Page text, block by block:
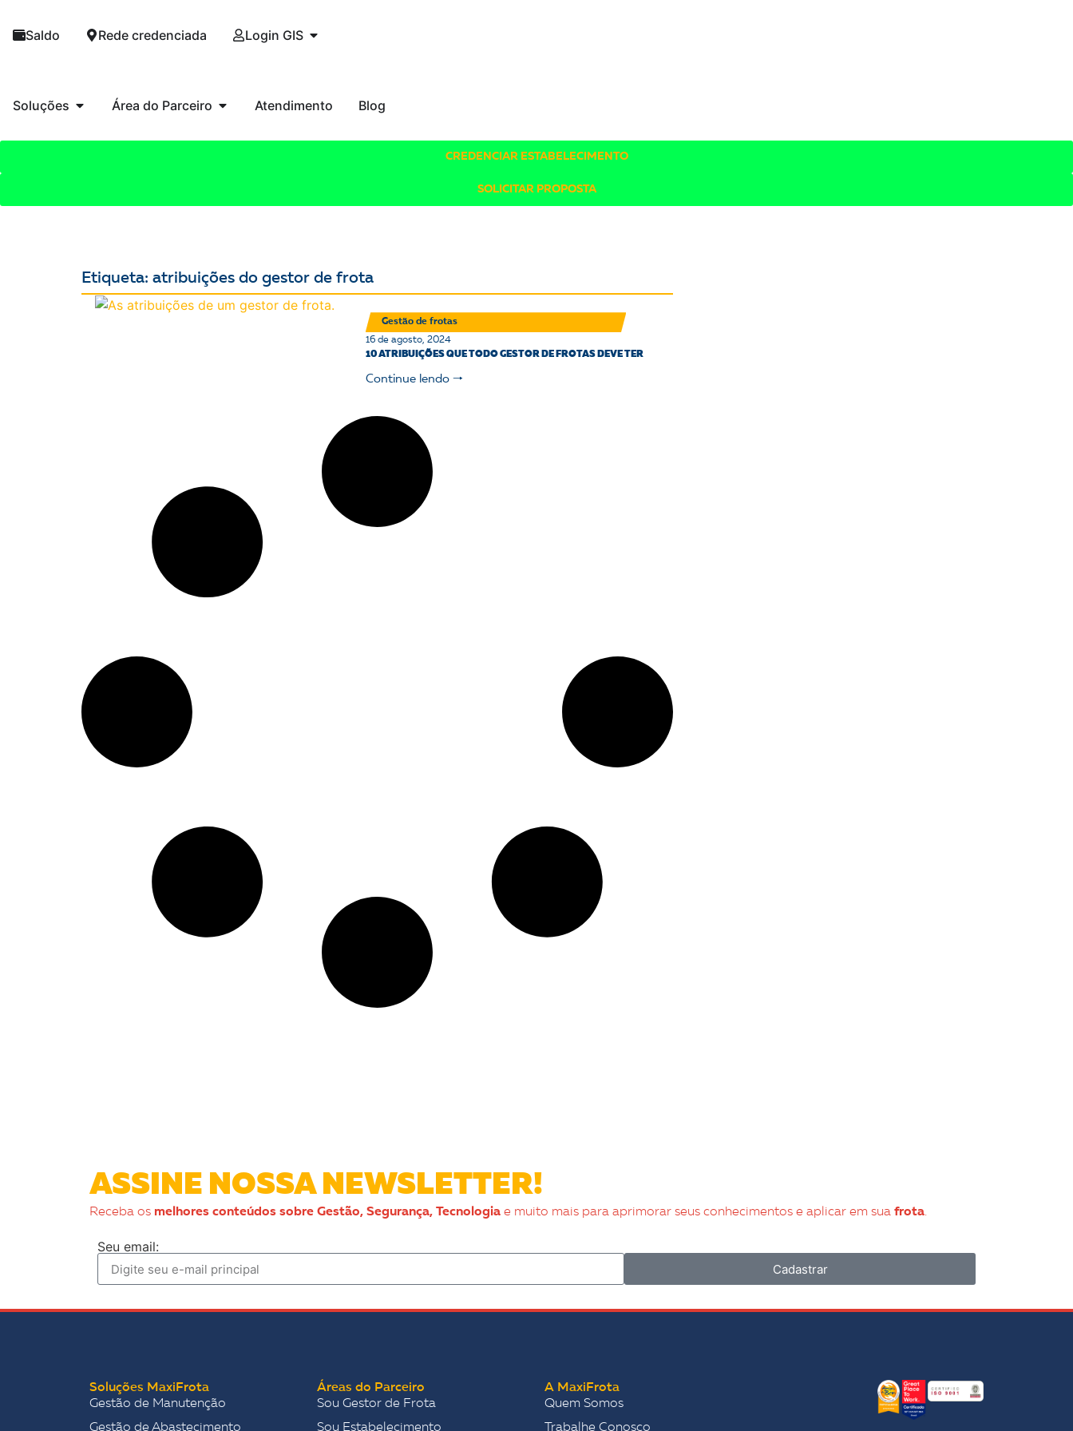
Saldo Rede credenciada Login GIS
Soluções Área do Parceiro Atendimento Blog
CREDENCIAR ESTABELECIMENTO
SOLICITAR PROPOSTA
Etiqueta: atribuições do gestor de frota
Gestão de frotas
16 de agosto, 2024
10 ATRIBUIÇÕES QUE TODO GESTOR DE FROTAS DEVE TER
Continue lendo 🠒
ASSINE NOSSANEWSLETTER!
Receba os melhores conteúdos sobre Gestão, Segurança, Tecnologia e muito mais para aprimorar seus conhecimentos e aplicar em sua frota.
Seu email:
Cadastrar
Soluções MaxiFrota
Gestão de Manutenção
Gestão de Abastecimento
Áreas do Parceiro
Sou Gestor de Frota
Sou Estabelecimento
A MaxiFrota
Quem Somos
Trabalhe Conosco